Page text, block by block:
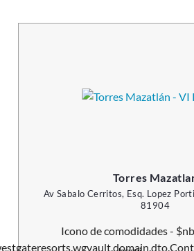
Torres
Av Sabalo Cerritos, Esq. Lopez
81904